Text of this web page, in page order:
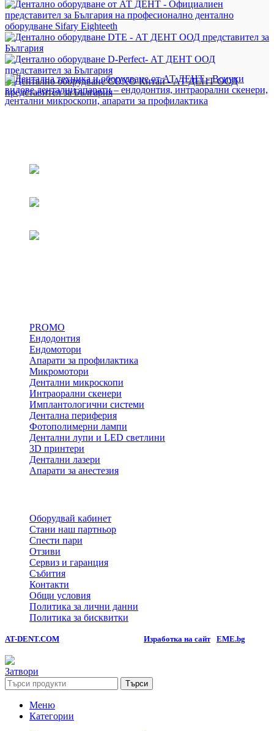
PROMO
Ендодонтия
Ендомотори
Апарати за профилактика
Микромотори
Дентални микроскопи
Интраорални скенери
Имплантологични системи
Дентална периферия
Фотополимерни лампи
Дентални лупи и LED светлини
3D принтери
Дентални лазери
Апарати за анестезия
Оборудвай кабинет
Стани наш партньор
Спести пари
Отзиви
Сервиз и гаранция
Събития
Контакти
Общи условия
Политика за лични данни
Политика за бисквитки
AT-DENT.COM Изработка на сайт- EME.bg
Затвори
Търси
Меню
Категории